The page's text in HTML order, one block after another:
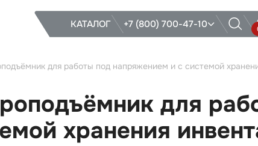
КАТАЛОГ +7 (800) 700-47-10
для работы под напряжением и с системой
для
хранения